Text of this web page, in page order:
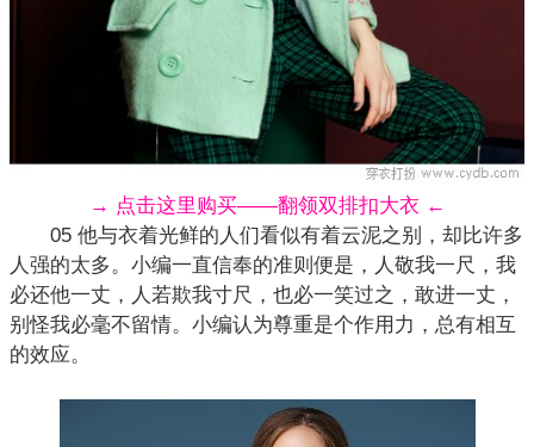
→ 点击这里购买——翻领双排扣大衣 ←
05 他与衣着光鲜的人们看似有着云泥之别，却比许多
人强的太多。小编一直信奉的准则便是，人敬我一尺，我
必还他一丈，人若欺我寸尺，也必一笑过之，敢进一丈，
别怪我必毫不留情。小编认为尊重是个作用力，总有相互
的效应。